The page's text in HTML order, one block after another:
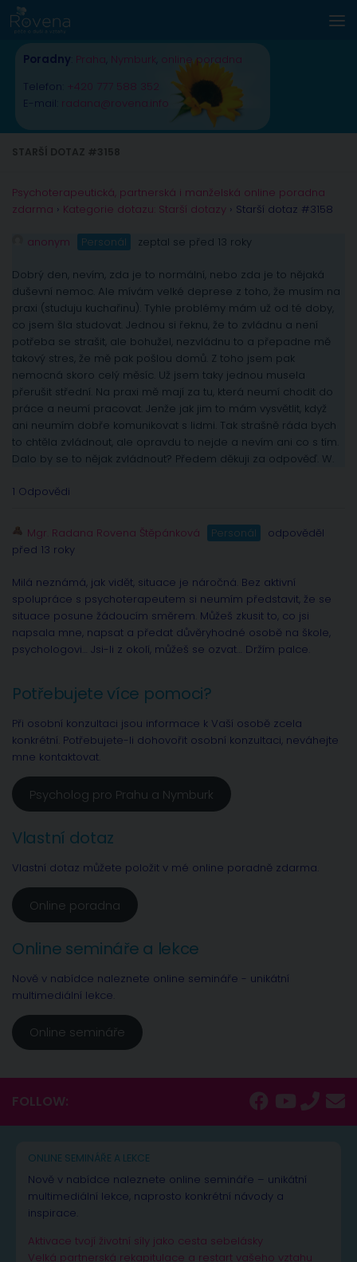
Skip to content
Poradny Praha Nymburk online poradna
Telefon: +420 777 588 352
E-mail: radana@rovena.info
Psychoterapeutická, partnerská i manželská online poradna
zdarma › Kategorie dotazu: Starší dotazy › Starší dotaz #3158
anonym Personál zeptal se před 13 roky
Dobrý den, nevím, zda je to normální, nebo zda je to nějaká
duševní nemoc. Ale mívám velké deprese z toho, že musím na
praxi (studuju kuchařinu). Tyhle problémy mám už od té doby,
co jsem šla studovat. Jednou si řeknu, že to zvládnu a není
potřeba se strašit, ale bohužel, nezvládnu to a přepadne mě
takový stres, že mě pak pošlou domů. Z toho jsem pak
nemocná skoro celý měsíc. Už jsem taky jednou musela
přerušit střední. Na praxi mě mají za tu, která neumí chodit do
práce a neumí pracovat. Jenže jak jim to mám vysvětlit, když
ani neumím dobře komunikovat s lidmi. Tak strašně ráda bych
to chtěla zvládnout, ale opravdu to nejde a nevím ani co s tím.
Dalo by se to nějak zvládnout? Předem děkuji za odpověď. W.
1 Odpovědi
Mgr. Radana Rovena Štěpánková Personál
odpověděl
před 13 roky
Milá neznámá, jak vidět, situace je náročná. Bez aktivní
spolupráce s psychoterapeutem si neumím představit, že se
situace posune žádoucím směrem. Můžeš zkusit to, co jsi
napsala mne, napsat a předat důvěryhodné osobě na škole,
psychologovi… Jsi-li z okolí, můžeš se ozvat… Držím palce.
Potřebujete více pomoci?
Při osobní konzultaci jsou informace k Vaší osobě zcela
konkrétní. Potřebujete-li dohovořit osobní konzultaci, neváhejte
mne kontaktovat.
Psycholog pro Prahu a Nymburk
Vlastní dotaz
Vlastní dotaz můžete položit v mé online poradně zdarma.
Online poradna
Online semináře a lekce
Nově v nabídce naleznete online semináře - unikátní
multimediální lekce.
Online semináře
FOLLOW:
ONLINE SEMINÁŘE A LEKCE
Nově v nabídce naleznete online semináře – unikátní
multimediální lekce, naprosto konkrétní návody a
inspirace.
Aktivace tvojí životní síly jako cesta sebelásky
Velká partnerská rekapitulace a restart vašeho vztahu